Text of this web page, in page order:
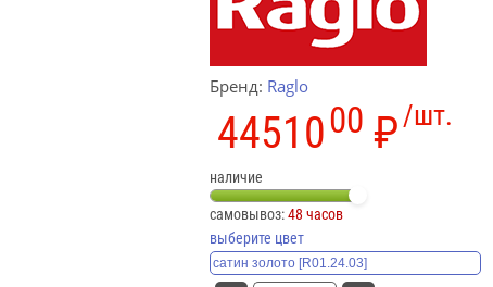
Бренд: Raglo
/шт.
4451000 ₽
наличие
самовывоз:48 часов
выберите цвет